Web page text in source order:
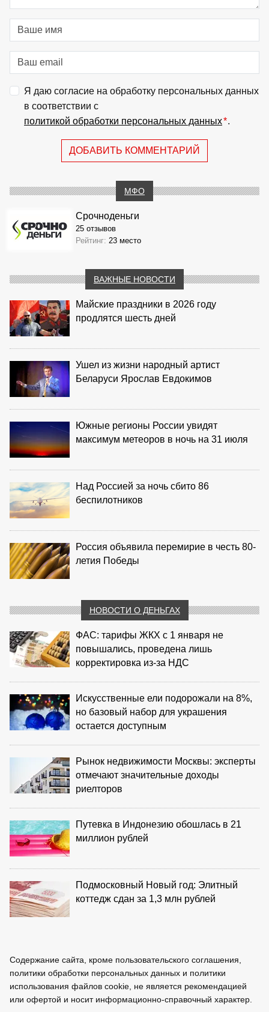
Я даю согласие на обработку персональных данных
в соответствии с
политикой обработки персональных данных*.
ДОБАВИТЬ КОММЕНТАРИЙ
МФО
Срочноденьги
25 отзывов
Рейтинг: 23 место
ВАЖНЫЕ НОВОСТИ
Майские праздники в 2026 году
продлятся шесть дней
Ушел из жизни народный артист
Беларуси Ярослав Евдокимов
Южные регионы России увидят
максимум метеоров в ночь на 31 июля
Над Россией за ночь сбито 86
беспилотников
Россия объявила перемирие в честь 80-
летия Победы
НОВОСТИ О ДЕНЬГАХ
ФАС: тарифы ЖКХ с 1 января не
повышались, проведена лишь
корректировка из‑за НДС
Искусственные ели подорожали на 8%,
но базовый набор для украшения
остается доступным
Рынок недвижимости Москвы: эксперты
отмечают значительные доходы
риелторов
Путевка в Индонезию обошлась в 21
миллион рублей
Подмосковный Новый год: Элитный
коттедж сдан за 1,3 млн рублей
Содержание сайта, кроме пользовательского соглашения,
политики обработки персональных данных и политики
использования файлов cookie, не является рекомендацией
или офертой и носит информационно-справочный характер.